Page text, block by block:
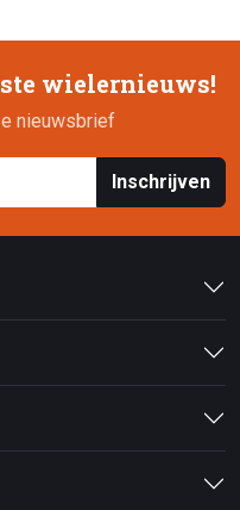
wielernieuws!
nieuwsbrief
Inschrijven